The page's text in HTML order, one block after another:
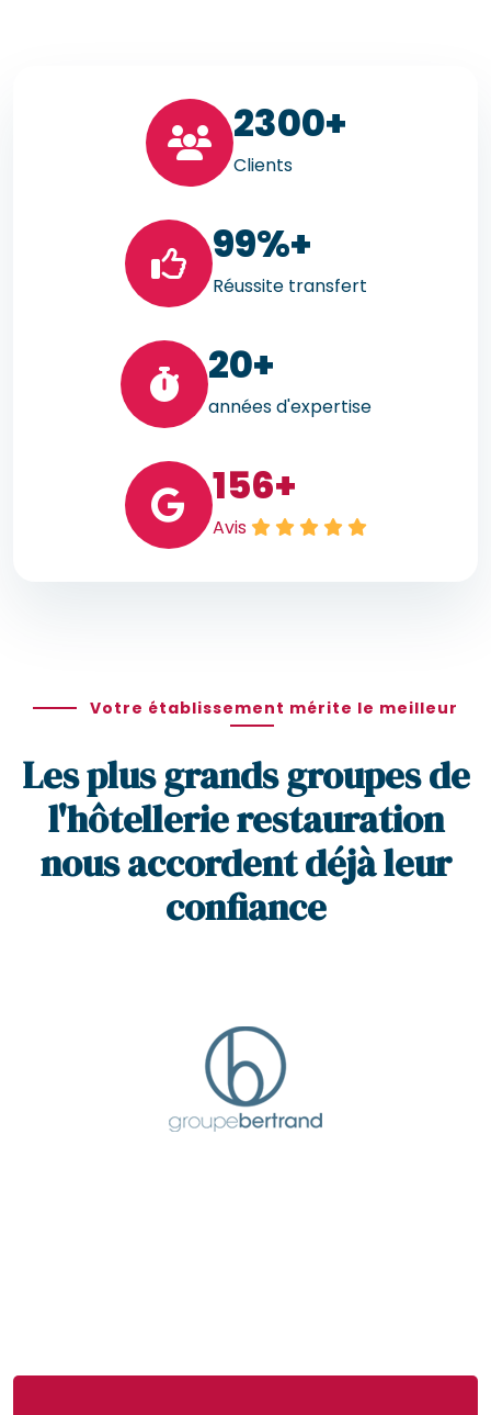
2300+
Clients
99%+
Réussite transfert
20+
années d'expertise
156+
Avis
Votre établissement mérite le meilleur
Les plus grands groupes de
l'hôtellerie restauration
nous accordent déjà leur
confiance